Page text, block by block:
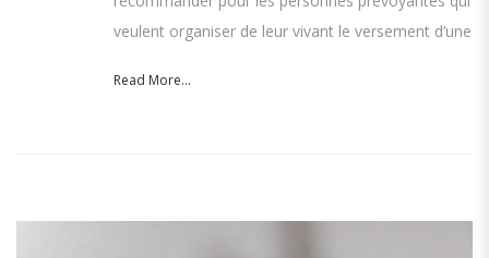
veulent organiser de leur vivant le versement d’une
Read More...